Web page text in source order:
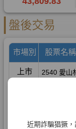
近期詐騙猖獗